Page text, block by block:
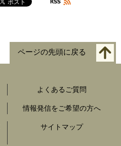
ページの先頭に戻る
よくあるご質問
情報発信をご希望の方へ
サイトマップ